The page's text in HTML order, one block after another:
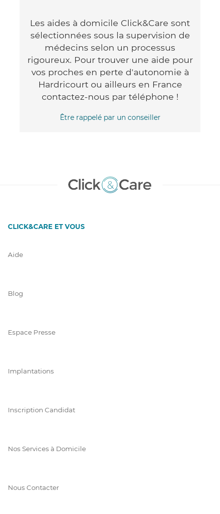
Les aides à domicile Click&Care sont
sélectionnées sous la supervision de
médecins selon un processus
rigoureux. Pour trouver une aide pour
vos proches en perte d'autonomie à
Hardricourt ou ailleurs en France
contactez-nous par téléphone !
Être rappelé par un conseiller
CLICK&CARE ET VOUS
Aide
Blog
Espace Presse
Implantations
Inscription Candidat
Nos Services à Domicile
Nous Contacter